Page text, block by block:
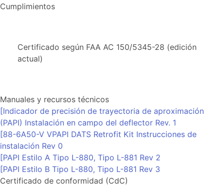
Cumplimientos
Certificado según FAA AC 150/5345-28 (edición
actual)
Manuales y recursos técnicos
[Indicador de precisión de trayectoria de aproximación
(PAPI) Instalación en campo del deflector Rev. 1
[88-6A50-V VPAPI DATS Retrofit Kit Instrucciones de
instalación Rev 0
[PAPI Estilo A Tipo L-880, Tipo L-881 Rev 2
[PAPI Estilo B Tipo L-880, Tipo L-881 Rev 3
Certificado de conformidad (CdC)